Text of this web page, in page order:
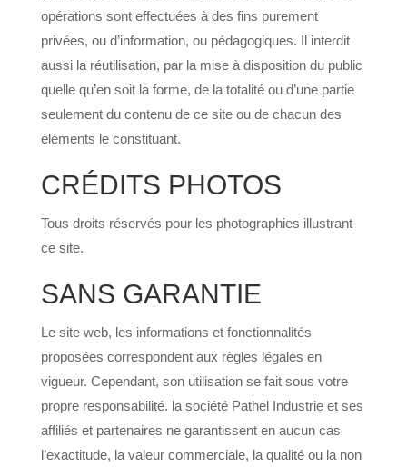
opérations sont effectuées à des fins purement
privées, ou d’information, ou pédagogiques. Il interdit
aussi la réutilisation, par la mise à disposition du public
quelle qu’en soit la forme, de la totalité ou d’une partie
seulement du contenu de ce site ou de chacun des
éléments le constituant.
CRÉDITS PHOTOS
Tous droits réservés pour les photographies illustrant
ce site.
SANS GARANTIE
Le site web, les informations et fonctionnalités
proposées correspondent aux règles légales en
vigueur. Cependant, son utilisation se fait sous votre
propre responsabilité. la société Pathel Industrie et ses
affiliés et partenaires ne garantissent en aucun cas
l’exactitude, la valeur commerciale, la qualité ou la non